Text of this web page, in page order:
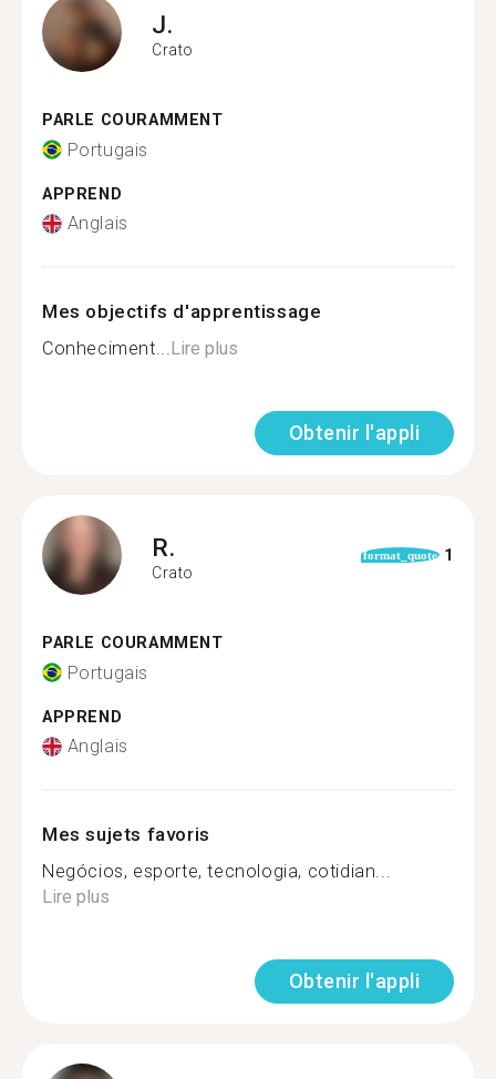
J.
Crato
PARLE COURAMMENT
Portugais
APPREND
Anglais
Mes objectifs d'apprentissage
Conheciment...Lire plus
Obtenir l'appli
R.
Crato
format_quote 1
PARLE COURAMMENT
Portugais
APPREND
Anglais
Mes sujets favoris
Negócios, esporte, tecnologia, cotidian...
Lire plus
Obtenir l'appli